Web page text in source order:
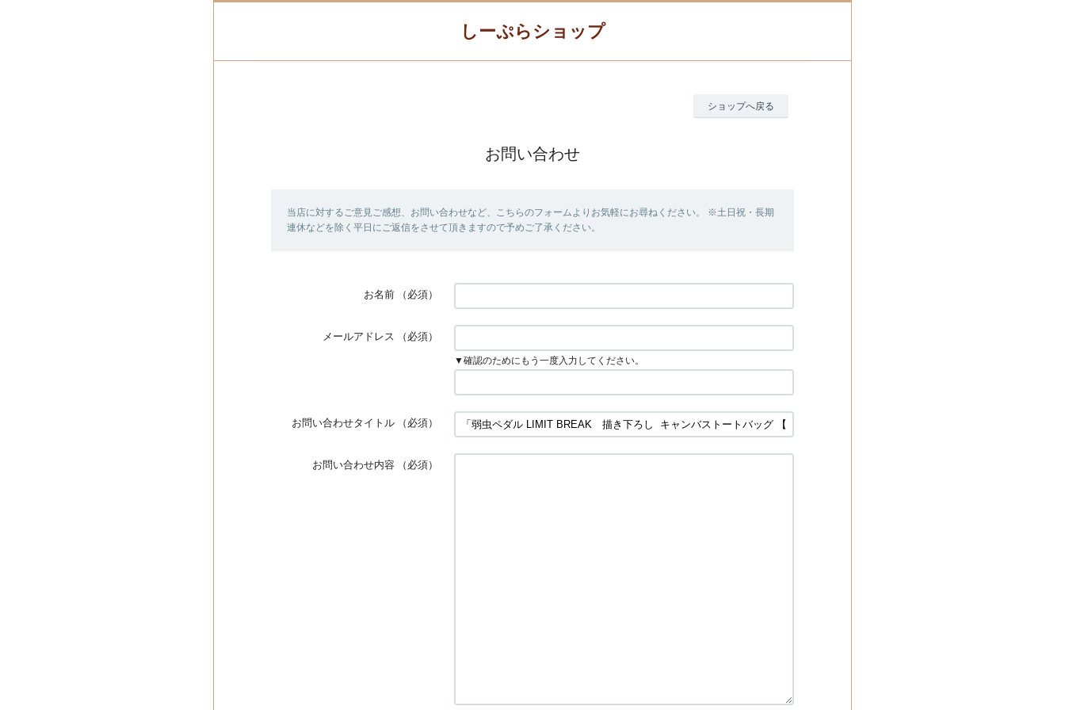
しーぷらショップ
ショップへ戻る
お問い合わせ
当店に対するご意見ご感想、お問い合わせなど、こちらのフォームよりお気軽にお尋ねください。 ※土日祝・長期
連休などを除く平日にご返信をさせて頂きますので予めご了承ください。
お名前 （必須）
メールアドレス （必須）
▼確認のためにもう一度入力してください。
お問い合わせタイトル （必須）
お問い合わせ内容 （必須）